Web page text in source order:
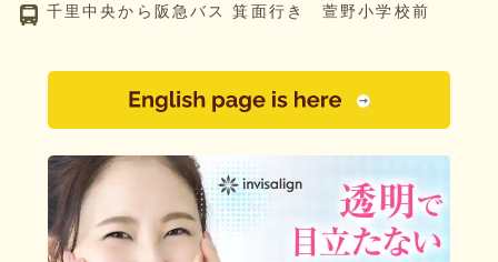
千里中央から阪急バス 箕面行き 萱野小学校前